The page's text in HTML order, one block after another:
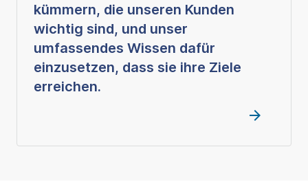
kümmern, die unseren Kunden
wichtig sind, und unser
umfassendes Wissen dafür
einzusetzen, dass sie ihre Ziele
erreichen.